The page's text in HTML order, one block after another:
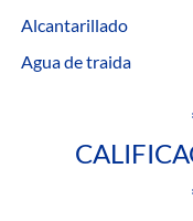
Alcantarillado
Agua de traida